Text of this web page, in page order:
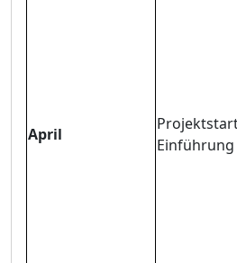
April
Einführung